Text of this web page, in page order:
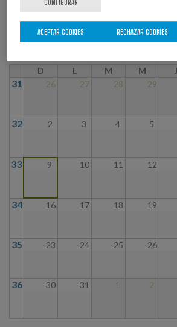
Agosto
D L M M J
31 26 27 28 29
32 2 3 4 5
33 9 10 11 12
34 16 17 18 19
35 23 24 25 26
36 30 31 1 2
RECHAZAR COOKIES
ACEPTAR COOKIES